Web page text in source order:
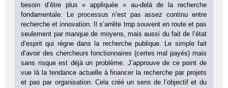
besoin d’être plus « appliquée » au-delà de la recherche
fondamentale. Le processus n’est pas assez continu entre
recherche et innovation. Il s’arrête trop souvent en route et pas
seulement par manque de moyens, mais aussi du fait de l’état
d’esprit qui règne dans la recherche publique. Le simple fait
d’avoir des chercheurs fonctionnaires (certes mal payés) mais
sans risque est déjà un problème. J’approuve de ce point de
vue là la tendance actuelle à financer la recherche par projets
et pas par organisation. Cela créé un sens de l’objectif et du